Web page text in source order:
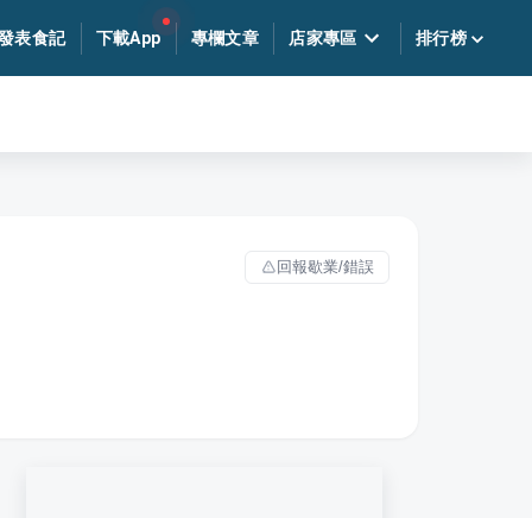
表食記 下載App 專欄文章 店家專區 排行榜
回報歇業/錯誤